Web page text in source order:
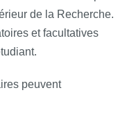
de la Recherche.
et facultatives
peuvent